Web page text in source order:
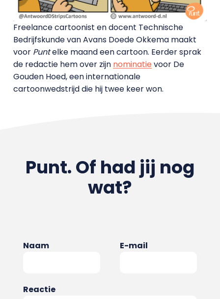
Freelance cartoonist en docent Technische
Bedrijfskunde van Avans Doede Okkema maakt
voor Puntelke maand een cartoon. Eerder sprak
de redactie hem over zijn nominatievoor De
Gouden Hoed, een internationale
cartoonwedstrijd die hij twee keer won.
Punt. Of had jij nog
wat?
Naam E-mail
Reactie